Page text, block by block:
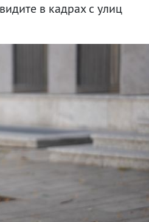
в кадрах с улиц